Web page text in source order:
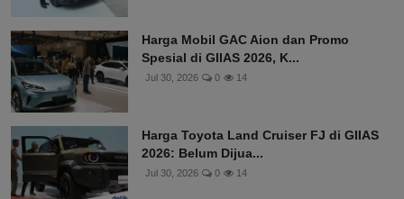
Harga Mobil GAC Aion dan Promo
Spesial di GIIAS 2026, K...
Jul 30, 2026 0 14
Harga Toyota Land Cruiser FJ di GIIAS
2026: Belum Dijua...
Jul 30, 2026 0 14